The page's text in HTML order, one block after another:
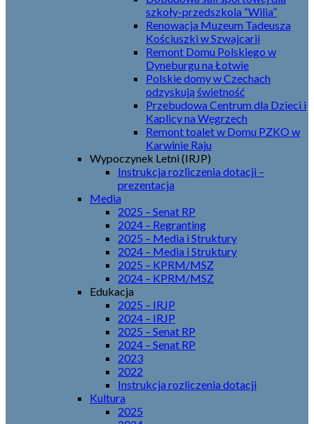
szkoły-przedszkola “Wilia”
Renowacja Muzeum Tadeusza
Kościuszki w Szwajcarii
Remont Domu Polskiego w
Dyneburgu na Łotwie
Polskie domy w Czechach
odzyskują świetność
Przebudowa Centrum dla Dzieci i
Kaplicy na Węgrzech
Remont toalet w Domu PZKO w
Karwinie Raju
Wypoczynek Letni (IRJP)
Instrukcja rozliczenia dotacji –
prezentacja
Media
2025 – Senat RP
2024 – Regranting
2025 – Media i Struktury
2024 – Media i Struktury
2025 – KPRM/MSZ
2024 – KPRM/MSZ
Edukacja
2025 – IRJP
2024 – IRJP
2025 – Senat RP
2024 – Senat RP
2023
2022
Instrukcja rozliczenia dotacji
Kultura
2025